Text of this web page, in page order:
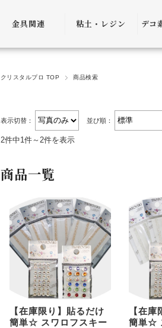
金具関連
金具
チェーン
粘土・レジン
粘土・粘土土台
レジン
デコ
クリスタルプロ TOP 商品検索
表示切替： 並び順：
2件中1件～2件を表示
商品一覧
【在庫限り】貼るだけ
簡単☆ スワロフスキー
【在
簡単☆